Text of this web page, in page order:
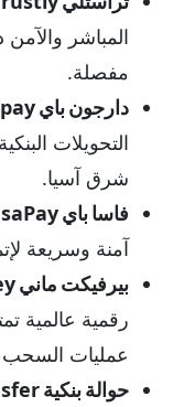
المباشر والآمن
مفصلة.
دارجون باي Dragonpay:
التحويلات
شرق آسيا.
فاسا باي FasaPay:
آمنة وسريعة
بيرفيكت ماني Perfect Money:
رقمية عالمية
عمليات السحب
حوالة بنكية Wire Transfer: